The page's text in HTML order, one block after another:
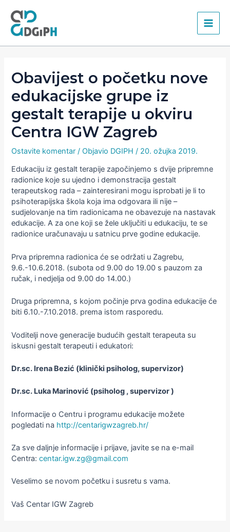
content
Main
Obavijest o početku nove
edukacijske grupe iz
gestalt terapije u okviru
Centra IGW Zagreb
Ostavite komentar / Objavio DGIPH/ 20. ožujka 2019.
Edukaciju iz gestalt terapije započinjemo s dvije pripremne
radionice koje su ujedno i demonstracija gestalt
terapeutskog rada – zainteresirani mogu isprobati je li to
psihoterapijska škola koja ima odgovara ili nije –
sudjelovanje na tim radionicama ne obavezuje na nastavak
edukacije. A za one koji se žele uključiti u edukaciju, te se
radionice uračunavaju u satnicu prve godine edukacije.
Prva pripremna radionica će se održati u Zagrebu,
9.6.-10.6.2018. (subota od 9.00 do 19.00 s pauzom za
ručak, i nedjelja od 9.00 do 14.00.)
Druga pripremna, s kojom počinje prva godina edukacije će
biti 6.10.-7.10.2018. prema istom rasporedu.
Voditelji nove generacije budućih gestalt terapeuta su
iskusni gestalt terapeuti i edukatori:
Dr.sc. Irena Bezić (klinički psiholog, supervizor)
Dr.sc. Luka Marinović (psiholog , supervizor )
Informacije o Centru i programu edukacije možete
pogledati na http://centarigwzagreb.hr/
Za sve daljnje informacije i prijave, javite se na e-mail
Centra:centar.igw.zg@gmail.com
Veselimo se novom početku i susretu s vama.
Vaš Centar IGW Zagreb